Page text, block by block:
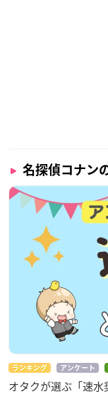
名探偵コナン
ランキング アンケート
オタクが選ぶ「速